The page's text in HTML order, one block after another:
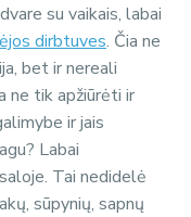
su vaikais, labai
dirbtuves. Čia ne
bet ir nereali
ne tik apžiūrėti ir
ir jais
Labai
Tai nedidelė
sūpynių, sapnų